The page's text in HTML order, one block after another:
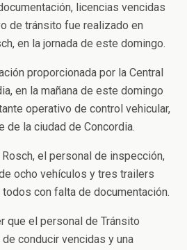
licencias vencidas
de tránsito fue realizado en
en la jornada de este domingo.
proporcionada por la Central
en la mañana de este domingo
operativo de control vehicular,
de la ciudad de Concordia.
el personal de inspección,
ocho vehículos y tres trailers
con falta de documentación.
que el personal de Tránsito
conducir vencidas y una